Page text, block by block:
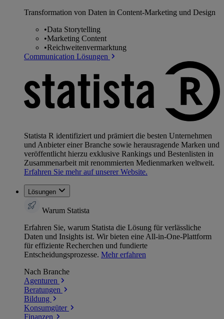
Transformation von Daten in Content-Marketing und Design
•Data Storytelling
•Marketing Content
•Reichweitenvermarktung
Communication Lösungen
Statista R identifiziert und prämiert die besten Unternehmen
und Anbieter einer Branche sowie herausragende Marken und
veröffentlicht hierzu exklusive Rankings und Bestenlisten in
Zusammenarbeit mit renommierten Medienmarken weltweit.
Erfahren Sie mehr auf unserer Website.
Lösungen
Warum Statista
Erfahren Sie, warum Statista die Lösung für verlässliche
Daten und Insights ist. Wir bieten eine All-in-One-Plattform
für effiziente Recherchen und fundierte
Entscheidungsprozesse. Mehr erfahren
Nach Branche
Agenturen
Beratungen
Bildung
Konsumgüter
Finanzen